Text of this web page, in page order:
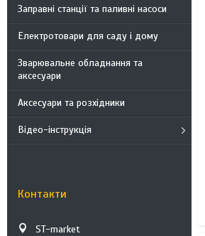
Заправні станції та паливні насоси
Електротовари для саду і дому
Зварювальне обладнання та
аксесуари
Аксесуари та розхідники
Відео-інструкція
Контакти
ST-market